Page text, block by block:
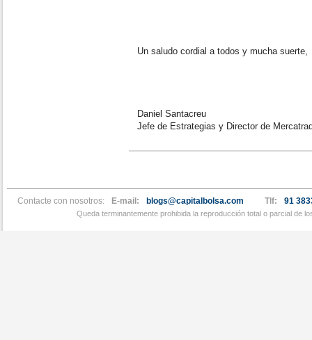
Un saludo cordial a todos y mucha suerte,
Daniel Santacreu
Jefe de Estrategias y Director de
Contacte con nosotros: E-mail: blogs@capitalbolsa.com Tlf: 91
Queda terminantemente prohibida la reproducción total o parcial de